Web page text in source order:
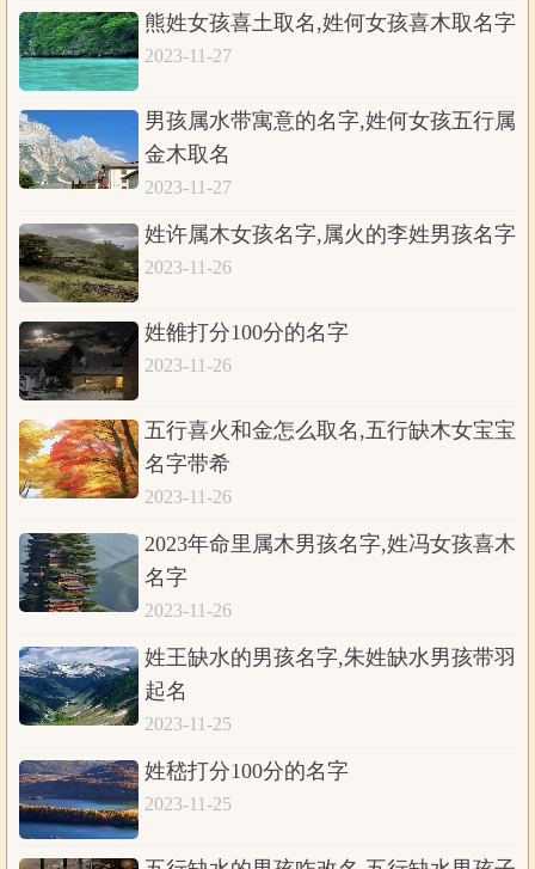
熊姓女孩喜土取名,姓何女孩喜木取名字
2023-11-27
男孩属水带寓意的名字,姓何女孩五行属
金木取名
2023-11-27
姓许属木女孩名字,属火的李姓男孩名字
2023-11-26
姓雒打分100分的名字
2023-11-26
五行喜火和金怎么取名,五行缺木女宝宝
名字带希
2023-11-26
2023年命里属木男孩名字,姓冯女孩喜木
名字
2023-11-26
姓王缺水的男孩名字,朱姓缺水男孩带羽
起名
2023-11-25
姓嵇打分100分的名字
2023-11-25